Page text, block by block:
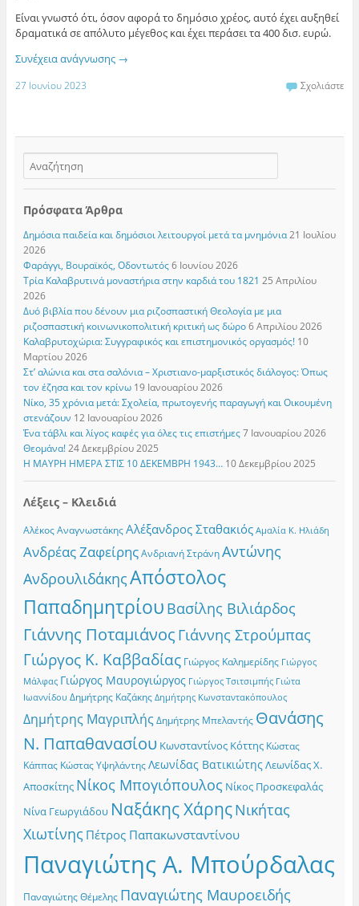
Είναι γνωστό ότι, όσον αφορά το δημόσιο χρέος, αυτό έχει αυξηθεί
δραματικά σε απόλυτο μέγεθος και έχει περάσει τα 400 δισ. ευρώ.
Συνέχεια ανάγνωσης →
27 Ιουνίου 2023 Σχολιάστε
Πρόσφατα Άρθρα
Δημόσια παιδεία και δημόσιοι λειτουργοί μετά τα μνημόνια 21 Ιουλίου
2026
Φαράγγι, Βουραϊκός, Οδοντωτός 6 Ιουνίου 2026
Τρία Καλαβρυτινά μοναστήρια στην καρδιά του 1821 25 Απριλίου
2026
Δυό βιβλία που δένουν μια ριζοσπαστική Θεολογία με μια
ριζοσπαστική κοινωνικοπολιτική κριτική ως δώρο 6 Απριλίου 2026
Καλαβρυτοχώρια: Συγγραφικός και επιστημονικός οργασμός! 10
Μαρτίου 2026
Στ’ αλώνια και στα σαλόνια – Χριστιανο-μαρξιστικός διάλογος: Όπως
τον έζησα και τον κρίνω 19 Ιανουαρίου 2026
Νίκο, 35 χρόνια μετά: Σχολεία, πρωτογενής παραγωγή και Οικουμένη
στενάζουν 12 Ιανουαρίου 2026
Ένα τάβλι και λίγος καφές για όλες τις επιστήμες 7 Ιανουαρίου 2026
Θεομάνα! 24 Δεκεμβρίου 2025
Η ΜΑΥΡΗ ΗΜΕΡΑ ΣΤΙΣ 10 ΔΕΚΕΜΒΡΗ 1943… 10 Δεκεμβρίου 2025
Λέξεις – Κλειδιά
Αλέκος Αναγνωστάκης Αλέξανδρος Σταθακιός Αμαλία Κ. Ηλιάδη
Ανδρέας Ζαφείρης Ανδριανή Στράνη Αντώνης
ΑνδρουλιδάκηςΑπόστολος
Παπαδημητρίου Βασίλης Βιλιάρδος
Γιάννης Ποταμιάνος Γιάννης Στρούμπας
Γιώργος Κ. Καββαδίας Γιώργος Καλημερίδης Γιώργος
Μάλφας Γιώργος Μαυρογιώργος Γιώργος Τσιτσιμπής Γιώτα
Ιωαννίδου Δημήτρης Καζάκης Δημήτρης Κωνσταντακόπουλος
Δημήτρης Μαγριπλής Δημήτρης Μπελαντής Θανάσης
Ν. Παπαθανασίου Κωνσταντίνος Κόττης Κώστας
Κάππας Κώστας Υψηλάντης Λεωνίδας ΒατικιώτηςΛεωνίδας Χ.
Αποσκίτης Νίκος Μπογιόπουλος Νίκος Προσκεφαλάς
Νίνα Γεωργιάδου Ναξάκης ΧάρηςΝικήτας
Χιωτίνης Πέτρος Παπακωνσταντίνου
Παναγιώτης Α. Μπούρδαλας
Παναγιώτης Θέμελης Παναγιώτης Μαυροειδής